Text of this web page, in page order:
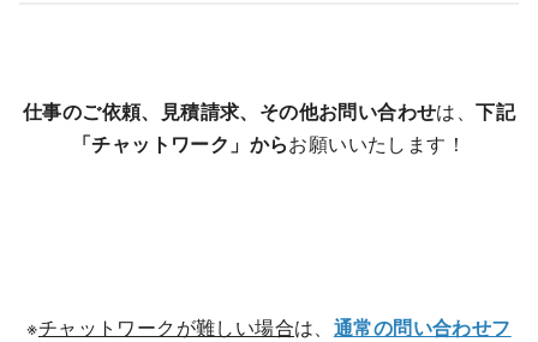
仕事のご依頼、見積請求、その他お問い合わせは、下記
「チャットワーク」からお願いいたします！
※チャットワークが難しい場合は、 通常の問い合わせフ